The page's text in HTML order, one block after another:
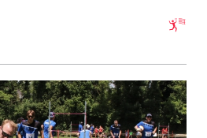
im Aufwind